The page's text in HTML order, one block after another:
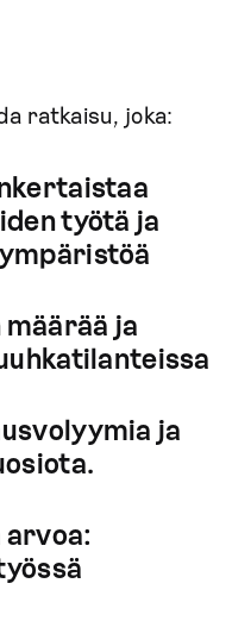
ratkaisu, joka:
työtä ja
ja
ja